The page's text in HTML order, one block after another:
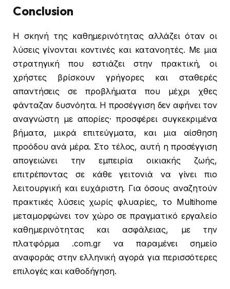
Conclusion
Η σκηνή της καθημερινότητας αλλάζει όταν οι
λύσεις γίνονται κοντινές και κατανοητές. Με μια
στρατηγική που εστιάζει στην πρακτική, οι
χρήστες βρίσκουν γρήγορες και σταθερές
απαντήσεις σε προβλήματα που μέχρι χθες
φάνταζαν δυσνόητα. Η προσέγγιση δεν αφήνει τον
αναγνώστη με απορίες· προσφέρει συγκεκριμένα
βήματα, μικρά επιτεύγματα, και μια αίσθηση
προόδου ανά μέρα. Στο τέλος, αυτή η προσέγγιση
απογειώνει την εμπειρία οικιακής ζωής,
επιτρέποντας σε κάθε γειτονιά να γίνει πιο
λειτουργική και ευχάριστη. Για όσους αναζητούν
πρακτικές λύσεις χωρίς φλυαρίες, το Multihome
μεταμορφώνει τον χώρο σε πραγματικό εργαλείο
καθημερινότητας και ασφάλειας, με την
πλατφόρμα .com.gr να παραμένει σημείο
αναφοράς στην ελληνική αγορά για περισσότερες
επιλογές και καθοδήγηση.